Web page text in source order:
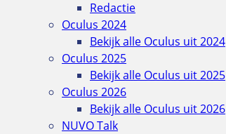
Redactie
Oculus 2024
Bekijk alle Oculus uit 2024
Oculus 2025
Bekijk alle Oculus uit 2025
Oculus 2026
Bekijk alle Oculus uit 2026
NUVO Talk